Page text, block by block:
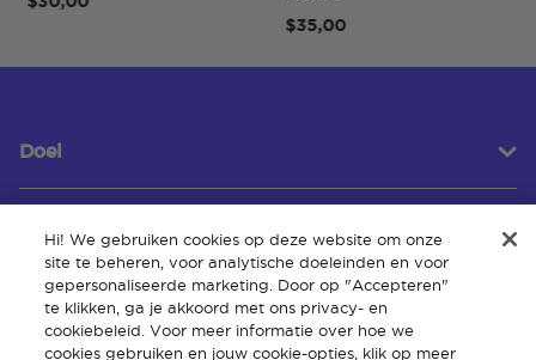
$35,00
Doel
Klantenservice
Over
Hi! We gebruiken cookies op deze website om onze
site te beheren, voor analytische doeleinden en voor
gepersonaliseerde marketing. Door op "Accepteren"
te klikken, ga je akkoord met ons privacy- en
cookiebeleid. Voor meer informatie over hoe we
cookies gebruiken en jouw cookie-opties, klik op meer